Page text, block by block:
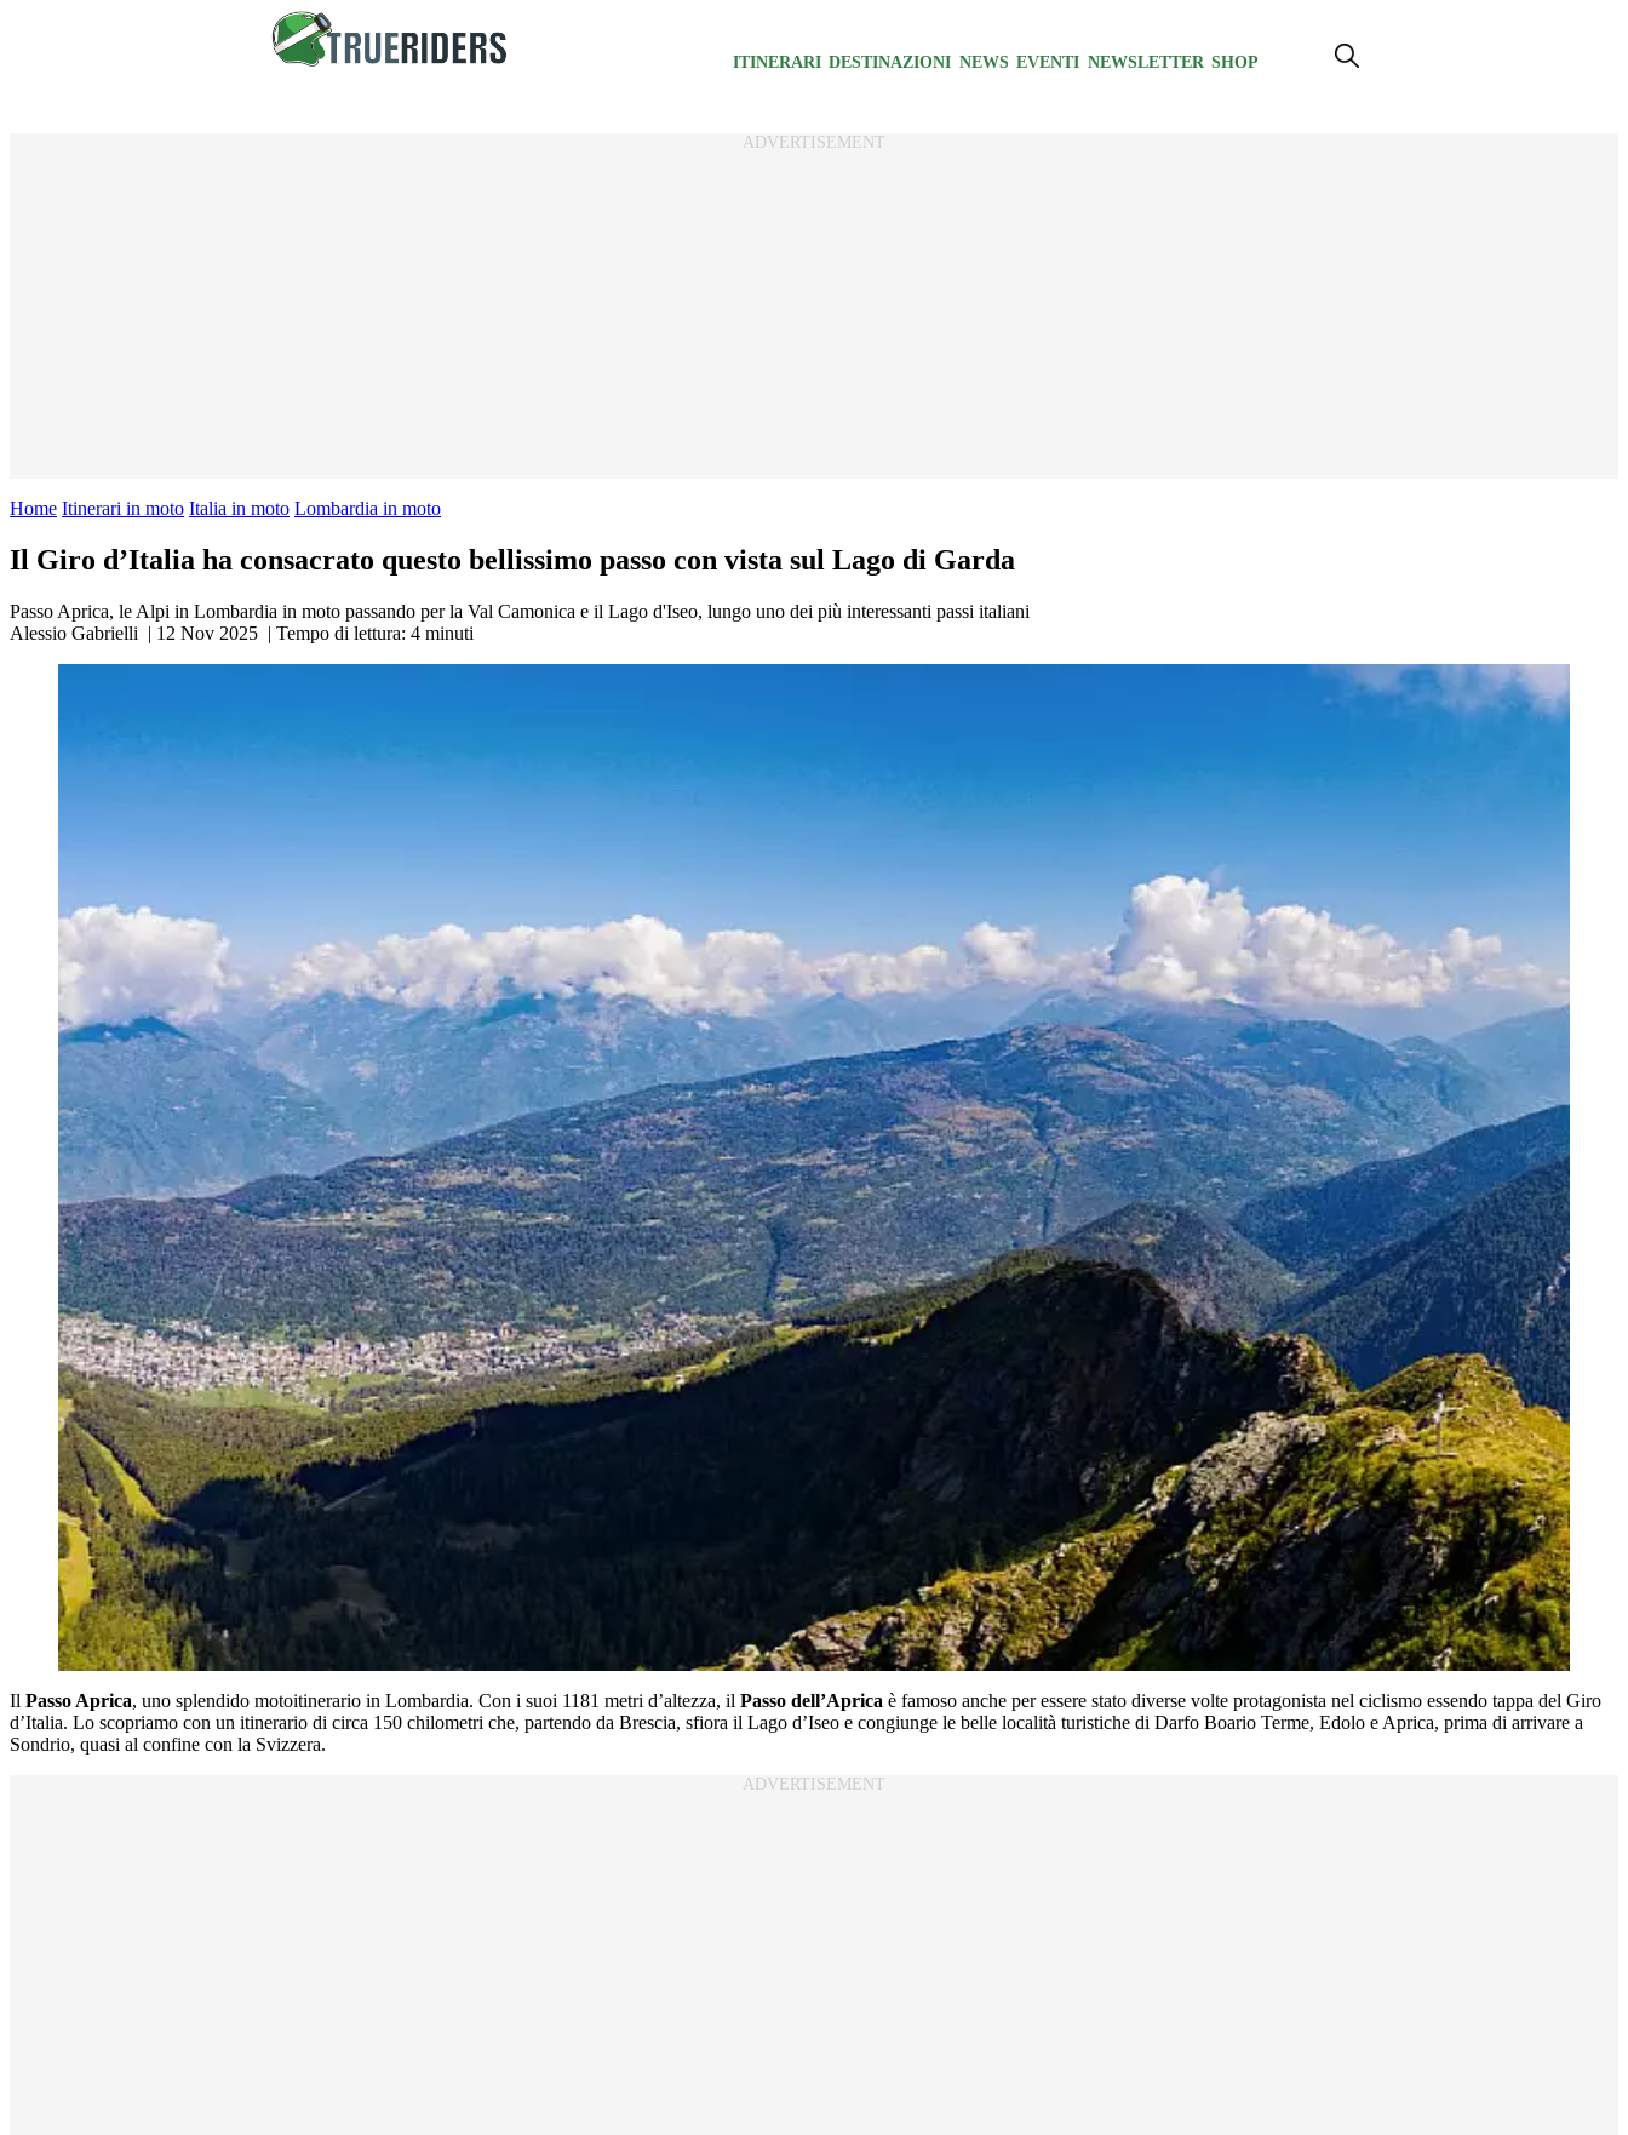
ITINERARI DESTINAZIONI NEWS EVENTI NEWSLETTER SHOP
Home Itinerari in moto Italia in moto Lombardia in moto
Il Giro d’Italia ha consacrato questo bellissimo passo con vista sul Lago di Garda
Passo Aprica, le Alpi in Lombardia in moto passando per la Val Camonica e il Lago d'Iseo, lungo uno dei più interessanti passi italiani
Alessio Gabrielli | 12 Nov 2025 | Tempo di lettura: 4 minuti
Il Passo Aprica, uno splendido motoitinerario in Lombardia. Con i suoi 1181 metri d’altezza, il Passo dell’Aprica è famoso anche per essere stato diverse volte protagonista nel ciclismo essendo tappa del Giro
d’Italia. Lo scopriamo con un itinerario di circa 150 chilometri che, partendo da Brescia, sfiora il Lago d’Iseo e congiunge le belle località turistiche di Darfo Boario Terme, Edolo e Aprica, prima di arrivare a
Sondrio, quasi al confine con la Svizzera.